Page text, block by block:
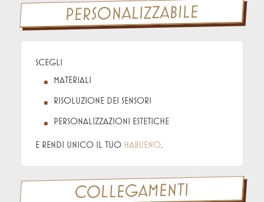
PERSONALIZZABILE
Scegli
materiali
risoluzione dei sensori
personalizzazioni estetiche
e rendi unico il tuo HABUENO
COLLEGAMENTI